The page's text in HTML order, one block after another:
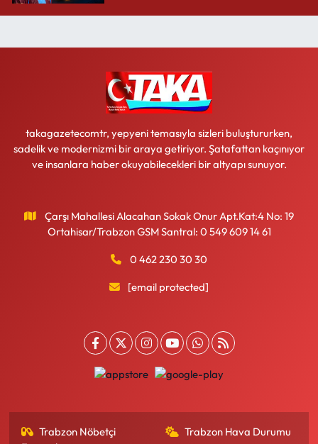
takagazetecomtr, yepyeni temasıyla sizleri buluştururken,
sadelik ve modernizmi bir araya getiriyor. Şatafattan kaçınıyor
ve insanlara haber okuyabilecekleri bir altyapı sunuyor.
Çarşı Mahallesi Alacahan Sokak Onur Apt.Kat:4 No: 19
Ortahisar/Trabzon GSM Santral: 0 549 609 14 61
0 462 230 30 30
[email protected]
Trabzon Nöbetçi
Trabzon Hava Durumu